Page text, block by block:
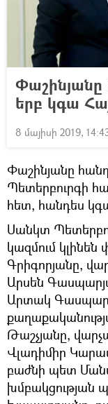
երբ կգա
8 մայիսի 2019,
Փաշինյանը
Պետերբուրգի
հետ, հանդես
Սանկտ
կազմում
Գրիգորյանը,
Արսեն
Արտակ
Թաշչյանը,
Վլադիմիր
բաժնի պետ
խմբակցության